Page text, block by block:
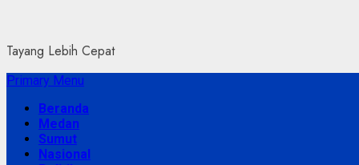
Tayang Lebih Cepat
Primary Menu
Beranda
Medan
Sumut
Nasional